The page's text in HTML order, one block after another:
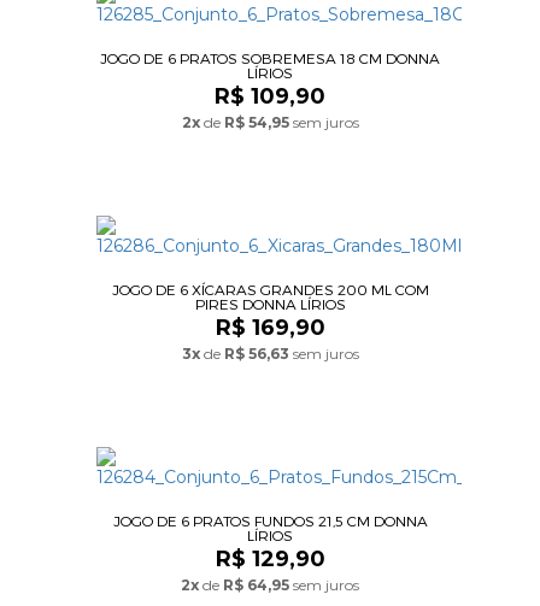
JOGO DE 6 PRATOS SOBREMESA 18 CM DONNA
LÍRIOS
R$ 109,90
2xde R$ 54,95sem juros
JOGO DE 6 XÍCARAS GRANDES 200 ML COM
PIRES DONNA LÍRIOS
R$ 169,90
3xde R$ 56,63 sem juros
JOGO DE 6 PRATOS FUNDOS 21,5 CM DONNA
LÍRIOS
R$ 129,90
2x de R$ 64,95 sem juros